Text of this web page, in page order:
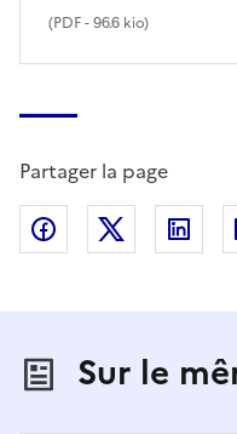
(PDF- 96.6 kio)
Partager la page
Partager surPartager
Sur le